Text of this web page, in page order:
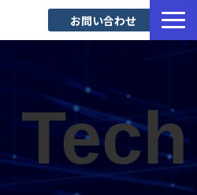
お問い合わせ
Blog
Tech